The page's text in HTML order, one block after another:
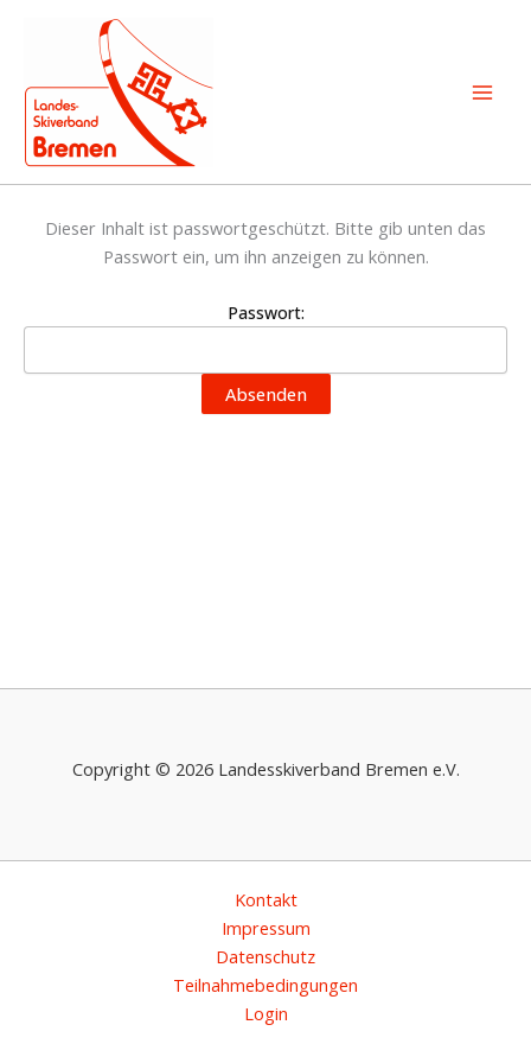
Dieser Inhalt ist passwortgeschützt. Bitte gib unten das
Passwort ein, um ihn anzeigen zu können.
Passwort:
Copyright © 2026 Landesskiverband Bremen e.V.
Kontakt
Impressum
Datenschutz
Teilnahmebedingungen
Login